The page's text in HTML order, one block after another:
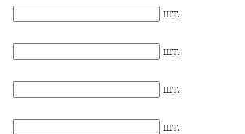
шт.
шт.
шт.
шт.